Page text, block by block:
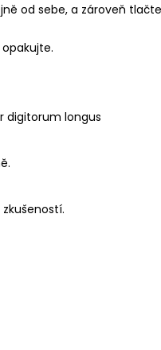
od sebe, a zároveň
digitorum longus